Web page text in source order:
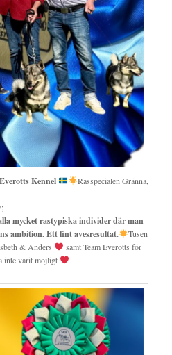
Kennel
Rasspecialen Gränna,
mycket rastypiska individer där man
ambition. Ett fint avesresultat.
Tusen
& Anders
samt Team Everotts för
inte varit möjligt